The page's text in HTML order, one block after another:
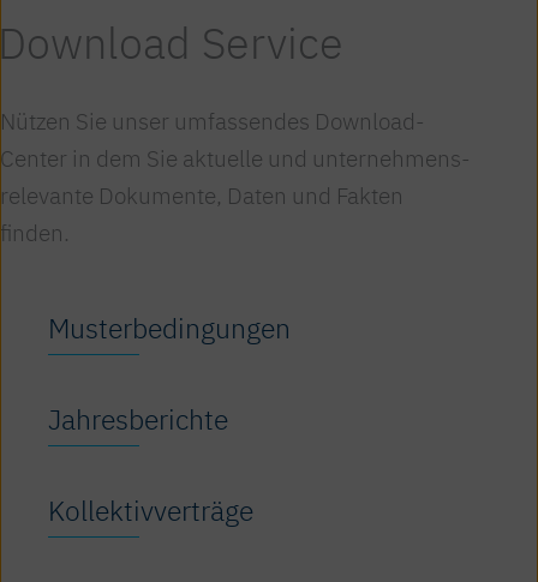
Service
Nützen Sie unser umfassendes Download-
Center in dem Sie aktuelle und unter­nehmens­
relevante Dokumente, Daten und Fakten
finden.
Musterbedingungen
Jahresberichte
Kollektivverträge